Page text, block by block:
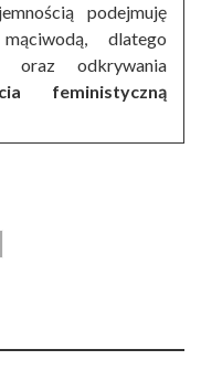
podejmuję
dlatego
oraz odkrywania
feministyczną